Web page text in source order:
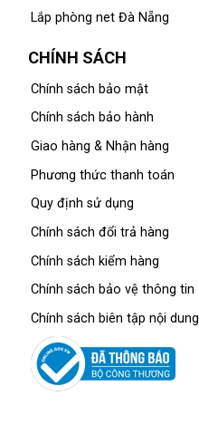
Lắp phòng net Đà Nẵng
CHÍNH SÁCH
Chính sách bảo mật
Chính sách bảo hành
Giao hàng & Nhận hàng
Phương thức thanh toán
Quy định sử dụng
Chính sách đổi trả hàng
Chính sách kiểm hàng
Chính sách bảo vệ thông tin
Chính sách biên tập nội dung